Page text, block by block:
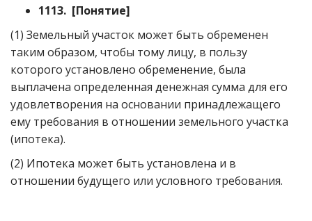
1113. [Понятие]
(1) Земельный участок может быть обременен
таким образом, чтобы тому лицу, в пользу
которого установлено обременение, была
выплачена определенная денежная сумма для его
удовлетворения на основании принадлежащего
ему требования в отношении земельного участка
(ипотека).
(2) Ипотека может быть установлена и в
отношении будущего или условного требования.